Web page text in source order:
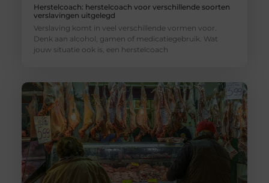
Herstelcoach: herstelcoach voor verschillende soorten
verslavingen uitgelegd
Verslaving komt in veel verschillende vormen voor.
Denk aan alcohol, gamen of medicatiegebruik. Wat
jouw situatie ook is, een herstelcoach